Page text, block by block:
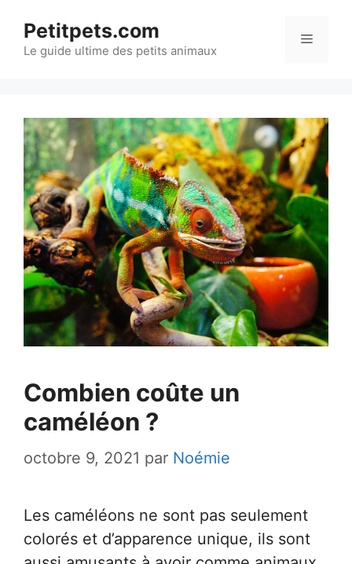
contenu
Petitpets.com
Le guide ultime des petits animaux
Menu
Combien coûte un
caméléon ?
octobre 9, 2021 par Noémie
Les caméléons ne sont pas seulement
colorés et d’apparence unique, ils sont